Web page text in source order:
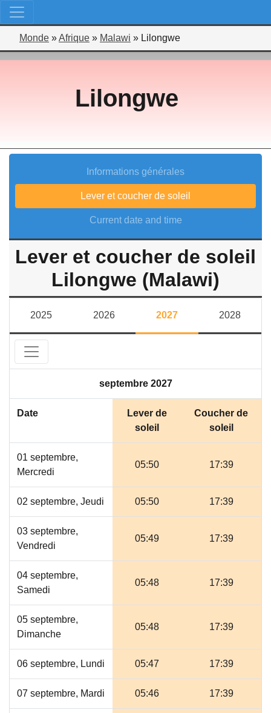
Monde »Afrique » Malawi » Lilongwe
Lilongwe
Informations générales
Lever et coucher de soleil
Current date and time
Lever et coucher de soleil
Lilongwe (Malawi)
2025 2026 2027 2028
septembre 2027
Date
Lever de
soleil
Coucher de
soleil
01 septembre,
Mercredi
05:50 17:39
02 septembre, Jeudi 05:50 17:39
03 septembre,
Vendredi
05:49 17:39
04 septembre,
Samedi
05:48 17:39
05 septembre,
Dimanche
05:48 17:39
06 septembre, Lundi 05:47 17:39
07 septembre, Mardi 05:46 17:39